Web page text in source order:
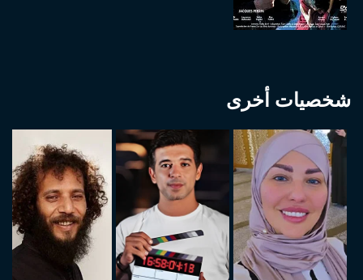
شخصيات أخرى